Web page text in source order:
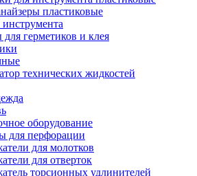
пластиковые
герметиков и клея
технических жидкостей
оборудование
для перфорации
для молотков
для отверток
торсионных удлинителей